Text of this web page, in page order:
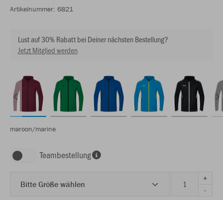
Artikelnummer: 6821
Lust auf 30% Rabatt bei Deiner nächsten Bestellung?
Jetzt Mitglied werden
maroon/marine
Teambestellung
Bitte Größe wählen
+
-